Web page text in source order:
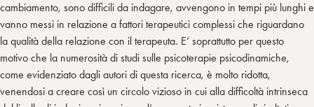
cambiamento, sono difficili da indagare, avvengono in tempi più lunghi e
vanno messi in relazione a fattori terapeutici complessi che riguardano
la qualità della relazione con il terapeuta. E’ soprattutto per questo
motivo che la numerosità di studi sulle psicoterapie psicodinamiche,
come evidenziato dagli autori di questa ricerca, è molto ridotta,
venendosi a creare così un circolo vizioso in cui alla difficoltà intrinseca